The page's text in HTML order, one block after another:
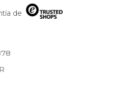
de